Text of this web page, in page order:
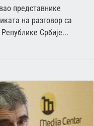
представнике
на разговор са
Србије...